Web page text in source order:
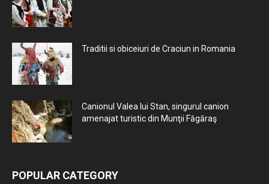
Traditii si obiceiuri de Craciun in Romania
Canionul Valea lui Stan, singurul canion
amenajat turistic din Munţii Făgăraş
POPULAR CATEGORY